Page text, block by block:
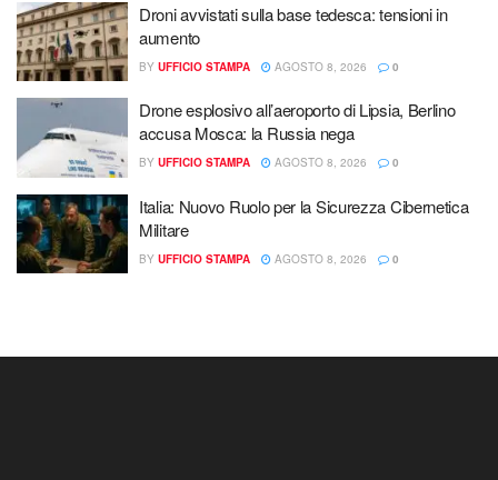
Droni avvistati sulla base tedesca: tensioni in
aumento
BY UFFICIO STAMPA AGOSTO 8, 2026 0
Drone esplosivo all’aeroporto di Lipsia, Berlino
accusa Mosca: la Russia nega
BY UFFICIO STAMPA AGOSTO 8, 2026 0
Italia: Nuovo Ruolo per la Sicurezza Cibernetica
Militare
BY UFFICIO STAMPA AGOSTO 8, 2026 0